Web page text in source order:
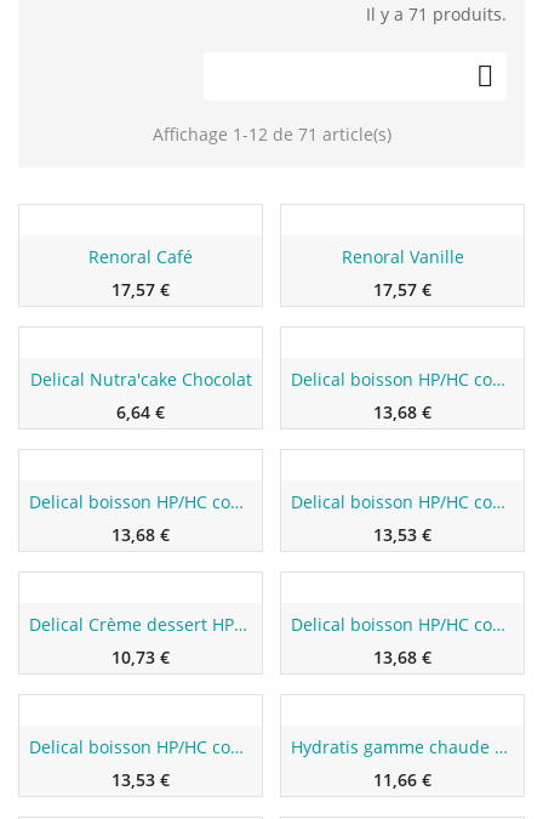
Il y a 71 produits.

Affichage 1-12 de 71 article(s)
Renoral Café
17,57 €
Renoral Vanille
17,57 €
Delical Nutra'cake Chocolat
6,64 €
Delical boisson HP/HC concentré Noisette
13,68 €
Delical boisson HP/HC concentré Pêche-Abricot
13,68 €
Delical boisson HP/HC concentré Vanille
13,53 €
Delical Crème dessert HP/HC Sans sucres Café
10,73 €
Delical boisson HP/HC concentré Fraise
13,68 €
Delical boisson HP/HC concentré Café
13,53 €
Hydratis gamme chaude pomme/cannelle
11,66 €